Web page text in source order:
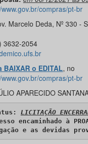
compras/pt-br
Marcelo Deda, Nº 330 -
3632-2054
o EDITAL, no
compras/pt-br
APARECIDO
LICITAÇÃO
encaminhado à